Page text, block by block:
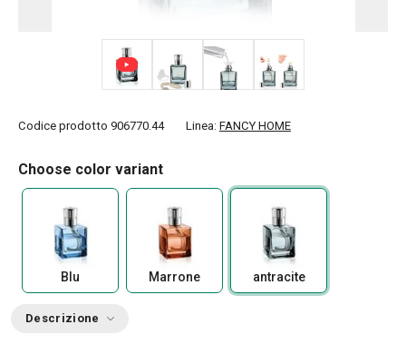
Codice prodotto 906770.44 Linea: FANCY HOME
Choose color variant
Blu Marrone antracite
Descrizione